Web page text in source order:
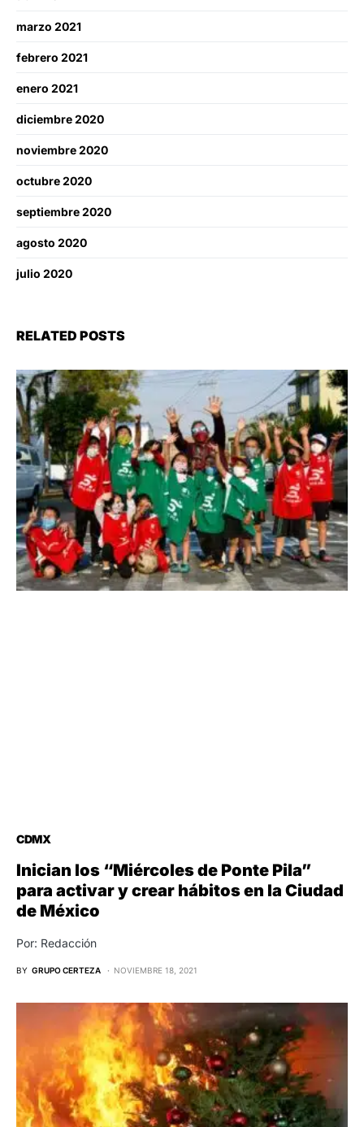
marzo 2021
febrero 2021
enero 2021
diciembre 2020
noviembre 2020
octubre 2020
septiembre 2020
agosto 2020
julio 2020
RELATED POSTS
CDMX
Inician los “Miércoles de Ponte Pila”
para activar y crear hábitos en la Ciudad
de México
Por: Redacción
BY GRUPO CERTEZA NOVIEMBRE 18, 2021